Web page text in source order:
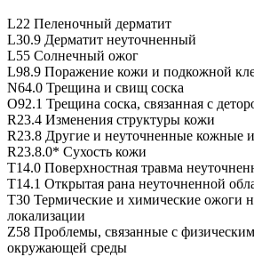
L22 Пеленочный дерматит
L30.9 Дерматит неуточненный
L55 Солнечный ожог
L98.9 Поражение кожи и подкожной
N64.0 Трещина и свищ соска
O92.1 Трещина соска, связанная с
R23.4 Изменения структуры кожи
R23.8 Другие и неуточненные кожные
R23.8.0* Сухость кожи
T14.0 Поверхностная травма
T14.1 Открытая рана неуточненной
T30 Термические и химические ожоги
локализации
Z58 Проблемы, связанные с
окружающей среды